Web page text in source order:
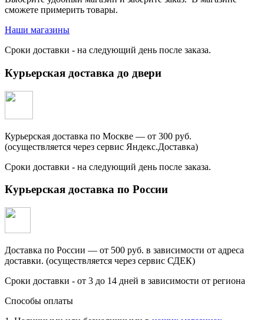
сможете примерить товары.
Наши магазины
Сроки доставки - на следующий день после заказа.
Курьерская доставка до двери
Курьерская доставка по Москве — от 300 руб.
(осуществляется через сервис Яндекс.Доставка)
Сроки доставки - на следующий день после заказа.
Курьерская доставка по России
Доставка по России — от 500 руб. в зависимости от адреса
доставки. (осуществляется через сервис СДЕК)
Сроки доставки - от 3 до 14 дней в зависимости от региона
Способы оплаты